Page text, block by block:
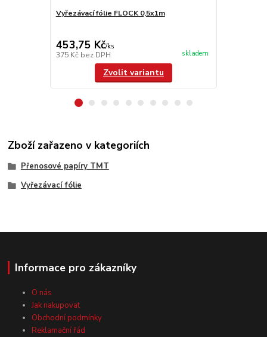
Vyřezávací fólie FLOCK 0,5x1m
453,75 Kč/ks
375 Kč bez DPH skladem
Zvolit variantu
Zboží zařazeno v kategoriích
Přenosové papíry TMT
Vyřezávací fólie
Informace pro zákazníky
O nás
Jak nakupovat
Obchodní podmínky
Reklamační řád